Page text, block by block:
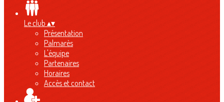
Le club ▴▾
Présentation
Palmarès
L'équipe
Partenaires
Horaires
Accès et contact